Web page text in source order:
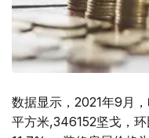
数据显示，2021年9月
平方米,346152坚戈，